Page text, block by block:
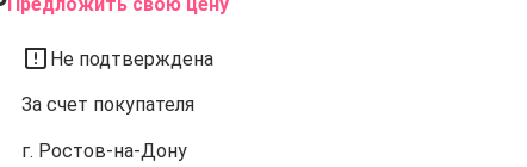
Не подтверждена
За счет покупателя
г. Ростов-на-Дону